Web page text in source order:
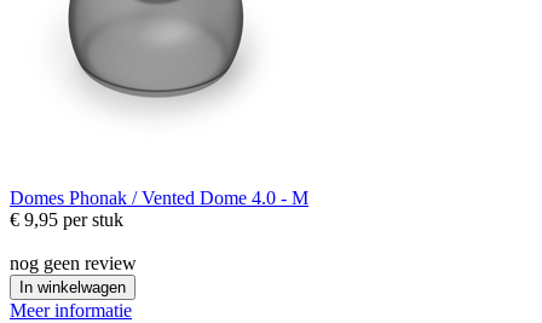
Domes Phonak / Vented Dome 4.0 - M
€ 9,95 per stuk
nog geen review
In winkelwagen
Meer informatie